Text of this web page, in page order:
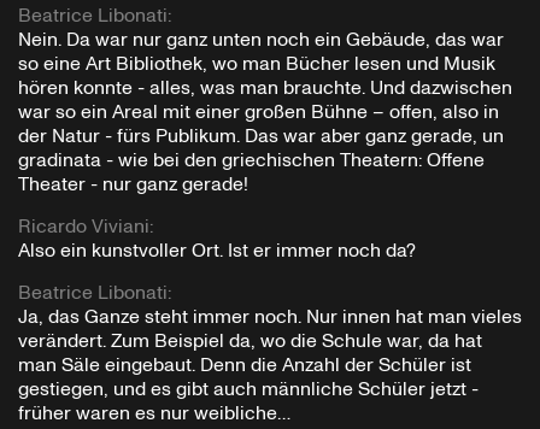
Beatrice Libonati:
Nein. Da war nur ganz unten noch ein Gebäude, das war
so eine Art Bibliothek, wo man Bücher lesen und Musik
hören konnte - alles, was man brauchte. Und dazwischen
war so ein Areal mit einer großen Bühne – offen, also in
der Natur - fürs Publikum. Das war aber ganz gerade, un
gradinata - wie bei den griechischen Theatern: Offene
Theater - nur ganz gerade!
Ricardo Viviani:
Also ein kunstvoller Ort. Ist er immer noch da?
Beatrice Libonati:
Ja, das Ganze steht immer noch. Nur innen hat man vieles
verändert. Zum Beispiel da, wo die Schule war, da hat
man Säle eingebaut. Denn die Anzahl der Schüler ist
gestiegen, und es gibt auch männliche Schüler jetzt -
früher waren es nur weibliche…